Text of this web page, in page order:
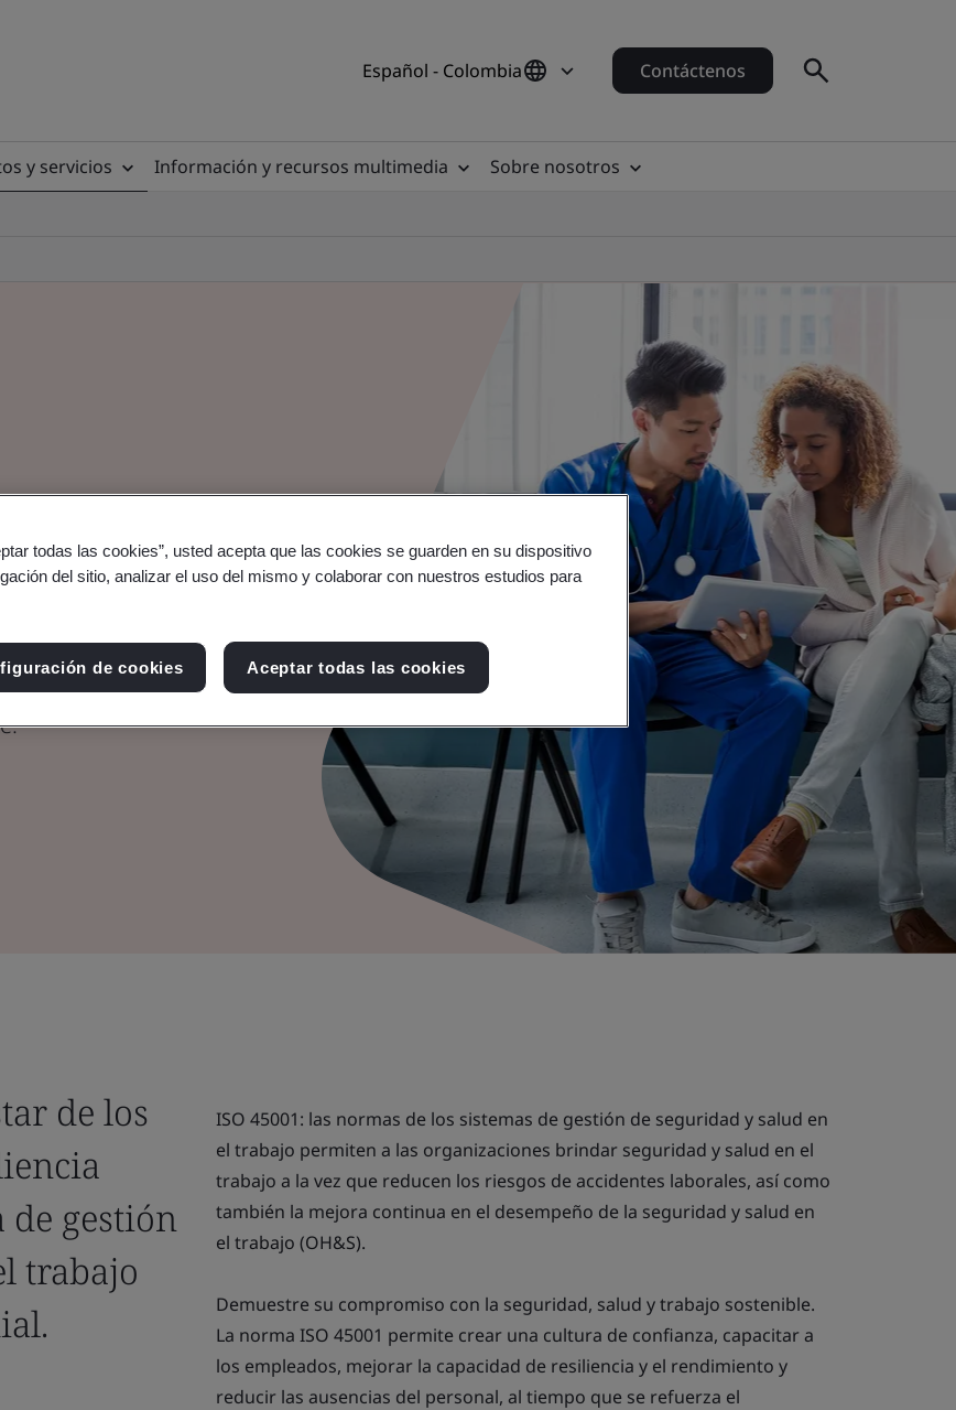
Español - Colombia Contáctenos
y servicios Información y recursos multimedia
Sobre nosotros
salud en
para conseguir
de los
de gestión
trabajo
ISO 45001: las normas de los sistemas de gestión de seguridad y salud en
el trabajo permiten a las organizaciones brindar seguridad y salud en el
trabajo a la vez que reducen los riesgos de accidentes laborales, así como
también la mejora continua en el desempeño de la seguridad y salud en
el trabajo (OH&S).
Demuestre su compromiso con la seguridad, salud y trabajo sostenible.
La norma ISO 45001 permite crear una cultura de confianza, capacitar a
los empleados, mejorar la capacidad de resiliencia y el rendimiento y
reducir las ausencias del personal, al tiempo que se refuerza el
todas las cookies”, usted acepta que las cookies se guarden en su dispositivo
del sitio, analizar el uso del mismo y colaborar con nuestros estudios para
de cookies Aceptar todas las cookies